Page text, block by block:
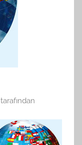
tarafından